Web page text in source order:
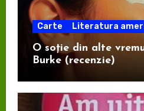
Carte Literatura
O soție din alte
Burke (recenzie)